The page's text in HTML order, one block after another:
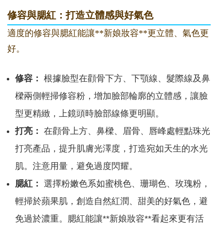
修容與腮紅：打造立體感與好氣色
適度的修容與腮紅能讓**新娘妝容**更立體、氣色更
好。
修容： 根據臉型在顴骨下方、下顎線、髮際線及鼻
樑兩側輕掃修容粉，增加臉部輪廓的立體感，讓臉
型更精緻，上鏡頭時臉部線條更明顯。
打亮： 在顴骨上方、鼻樑、眉骨、唇峰處輕點珠光
打亮產品，提升肌膚光澤度，打造宛如天生的水光
肌。注意用量，避免過度閃耀。
腮紅： 選擇粉嫩色系如蜜桃色、珊瑚色、玫瑰粉，
輕掃於蘋果肌，創造自然紅潤、甜美的好氣色，避
免過於濃重。腮紅能讓**新娘妝容**看起來更有活